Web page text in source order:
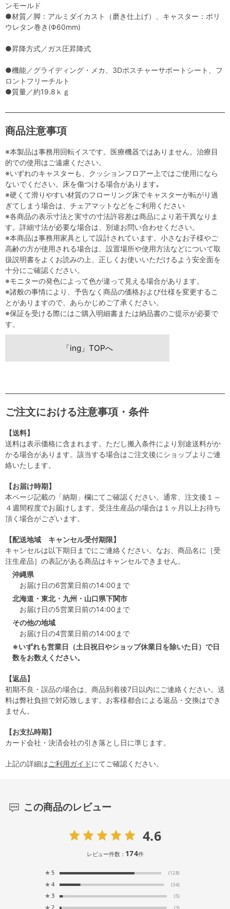
ンモールド
●材質／脚：アルミダイカスト（磨き仕上げ）、キャスター：ポリ
ウレタン巻き(Φ60mm)
●昇降方式／ガス圧昇降式
●機能／グライディング・メカ、3Dポスチャーサポートシート、フ
ロントフリーチルト
●質量／約19.8ｋｇ
商品注意事項
※本製品は事務用回転イスです。医療機器ではありません。治療目
的での使用はご遠慮ください。
※いずれのキャスターも、クッションフロアー上ではご使用になら
ないでください。床を傷つける場合があります｡
※硬くて滑りやすい材質のフローリング床でキャスターが転がり過
ぎてしまう場合は、チェアマットなどをご利用ください
※各商品の表示寸法と実寸の寸法許容差は商品により若干異なりま
す。詳細寸法が必要な場合は、別途お問い合わせください。
※本商品は事務用家具として設計されています。小さなお子様やご
高齢の方が使用される場合は、設置場所や使用方法などについて取
扱説明書をよくお読みの上、正しくお使いいただけるよう安全面を
十分にご確認ください。
※モニターの発色によって色が違って見える場合があります。
※諸般の事情により、予告なく商品の価格および仕様を変更するこ
とがありますので、あらかじめご了承ください。
※保証を受ける際にはご購入明細書または納品書のご提示が必要で
す。
「ing」TOPへ
ご注文における注意事項・条件
【送料】
送料は表示価格に含まれます。ただし搬入条件により別途送料がか
かる場合があります。該当する場合はご注文後にショップよりご連
絡いたします。
【お届け時期】
本ページ記載の「納期」欄にてご確認ください。通常、注文後１～
４週間程度でお届けします。受注生産品の場合は１ヶ月以上お待ち
頂く場合がございます。
【配送地域 キャンセル受付期限】
キャンセルは以下期日までにご連絡ください。なお、商品名に［受
注生産品］の表記がある商品はキャンセルできません。
沖縄県
お届け日の6営業日前の14:00まで
北海道・東北・九州・山口県下関市
お届け日の5営業日前の14:00まで
その他の地域
お届け日の4営業日前の14:00まで
※いずれも営業日（土日祝日やショップ休業日を除いた日）で日
数をお数えください。
【返品】
初期不良・誤品の場合は、商品到着後7日以内にご連絡ください。送
料は弊社負担で対応致します。お客様都合による返品・交換はでき
ません。
【お支払時期】
カード会社・決済会社の引き落とし日に準じます。
上記の詳細はご利用ガイドにてご確認ください。
この商品のレビュー
4.6
レビュー件数： 174件
★ 5 (128)
★ 4 (34)
★ 3 (5)